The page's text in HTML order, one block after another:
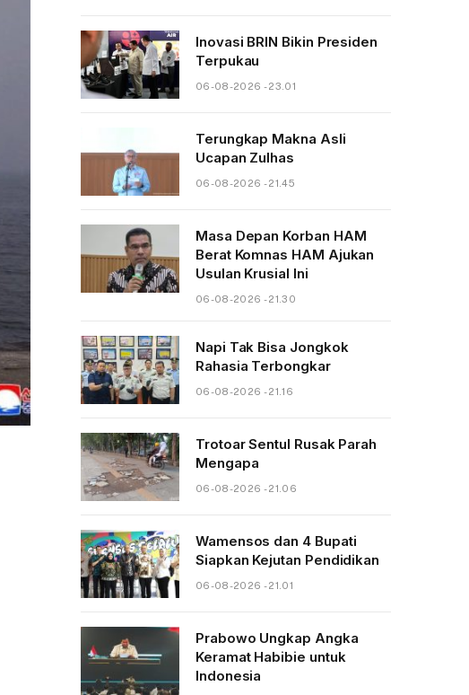
Inovasi BRIN Bikin Presiden
Terpukau
06-08-2026 - 23.01
Terungkap Makna Asli
Ucapan Zulhas
06-08-2026 - 21.45
Masa Depan Korban HAM
Berat Komnas HAM Ajukan
Usulan Krusial Ini
06-08-2026 - 21.30
Napi Tak Bisa Jongkok
Rahasia Terbongkar
06-08-2026 - 21.16
Trotoar Sentul Rusak Parah
Mengapa
06-08-2026 - 21.06
Wamensos dan 4 Bupati
Siapkan Kejutan Pendidikan
06-08-2026 - 21.01
Prabowo Ungkap Angka
Keramat Habibie untuk
Indonesia